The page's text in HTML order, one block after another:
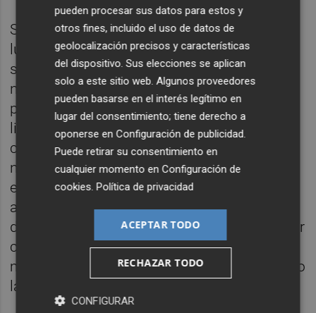
Sáez ha recordado que el traslado a la
ludoteca de parte del alumnado tiene que
ser temporal, “puesto que es un edificio que
no está configurado para dar clase a niños
pequeños y que no cuenta con patio al aire
libre ni otras condiciones propias de los
colegios. Se trata de una situación de
necesidad que requiere de medidas
excepcionales y rápidas”. Finalmente, el
alcalde ha mostrado la total predisposición
del equipo de gobierno a la hora de colaborar
con la administración autonómica “para una
mayor celeridad en las actuaciones, tal como
la situación lo requiere”.
pueden procesar sus datos para estos y
otros fines, incluido el uso de datos de
geolocalización precisos y características
del dispositivo. Sus elecciones se aplican
solo a este sitio web. Algunos proveedores
pueden basarse en el interés legítimo en
lugar del consentimiento; tiene derecho a
oponerse enConfiguración de publicidad.
Puede retirar su consentimiento en
cualquier momento enConfiguración de
cookies.Política de privacidad
ACEPTAR TODO
RECHAZAR TODO
CONFIGURAR